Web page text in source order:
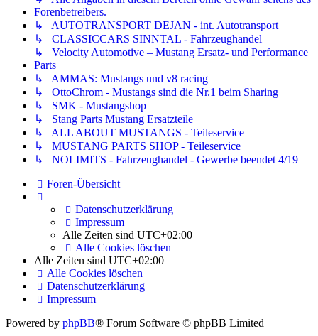
Forenbetreibers.
↳ AUTOTRANSPORT DEJAN - int. Autotransport
↳ CLASSICCARS SINNTAL - Fahrzeughandel
↳ Velocity Automotive – Mustang Ersatz- und Performance
Parts
↳ AMMAS: Mustangs und v8 racing
↳ OttoChrom - Mustangs sind die Nr.1 beim Sharing
↳ SMK - Mustangshop
↳ Stang Parts Mustang Ersatzteile
↳ ALL ABOUT MUSTANGS - Teileservice
↳ MUSTANG PARTS SHOP - Teileservice
↳ NOLIMITS - Fahrzeughandel - Gewerbe beendet 4/19
Foren-Übersicht
Datenschutzerklärung
Impressum
Alle Zeiten sind UTC+02:00
Alle Cookies löschen
Alle Zeiten sind UTC+02:00
Alle Cookies löschen
Datenschutzerklärung
Impressum
Powered by phpBB® Forum Software © phpBB Limited